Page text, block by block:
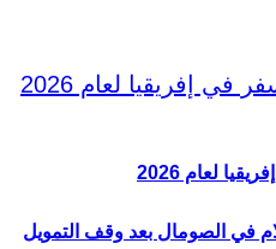
في الصومال بعد وقف التمويل